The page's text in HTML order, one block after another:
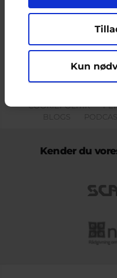
Marketing
Kun
ikke nødvendigvis
COOKIEPOLITIK
BLOGS
PODCAST
Kender du